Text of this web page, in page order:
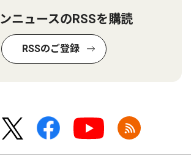
ニュースのRSSを購読
RSSのご登録